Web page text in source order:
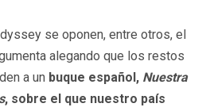
se oponen, entre otros, el
alegando que los restos
a un buque español, Nuestra
, sobre el que nuestro país